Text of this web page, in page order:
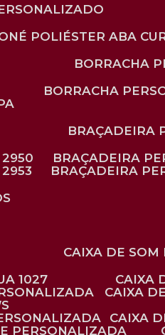
POLIÉSTER ABA
BORRACHA
BORRACHA
2950
BRAÇADEIRA
BRAÇADEIRA
CAIXA DE
1027
CAIXA
CAIXA
PERSONALIZADA